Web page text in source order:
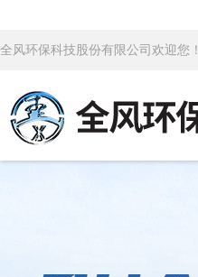
全风环保科技股份有限公司欢迎您！